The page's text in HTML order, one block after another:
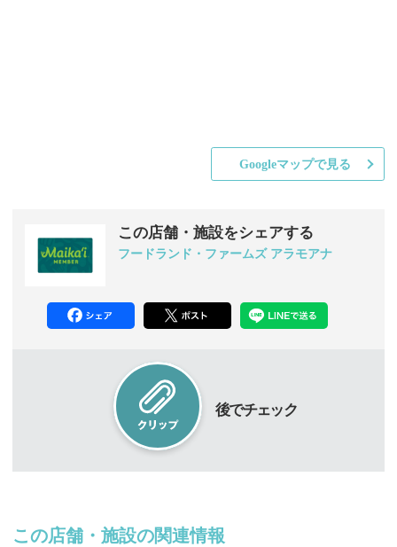
Googleマップで見る
この店舗・施設をシェアする
フードランド・ファームズ アラモアナ
後でチェック
この店舗・施設の関連情報